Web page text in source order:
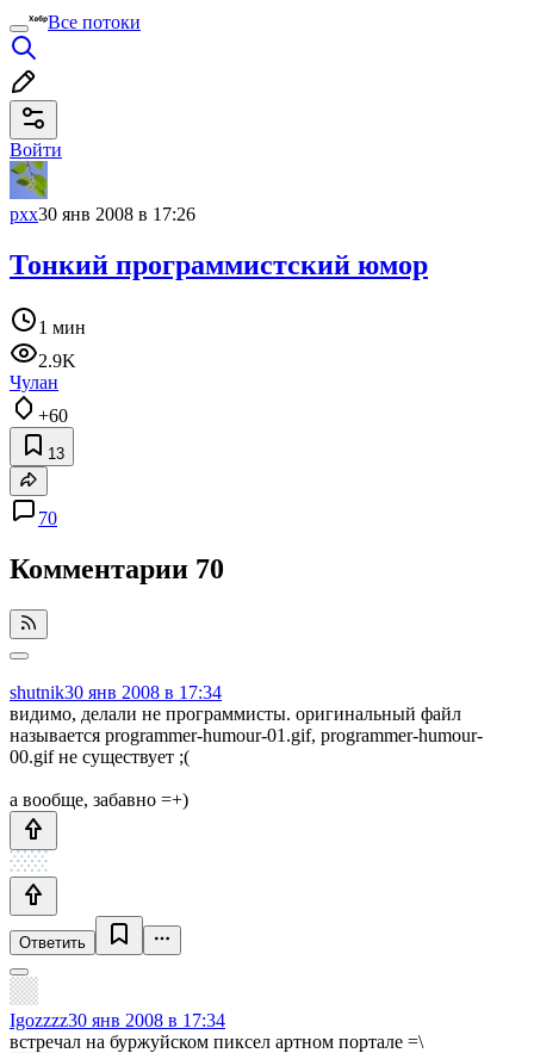
Все потоки
Войти
pxx30 янв 2008 в 17:26
Тонкий программистский юмор
1 мин
2.9K
Чулан
+60
13
70
Комментарии 70
shutnik30 янв 2008 в 17:34
видимо, делали не программисты. оригинальный файл
называется programmer-humour-01.gif, programmer-humour-
00.gif не существует ;(
а вообще, забавно =+)
Ответить
Igozzzz30 янв 2008 в 17:34
встречал на буржуйском пиксел артном портале =\